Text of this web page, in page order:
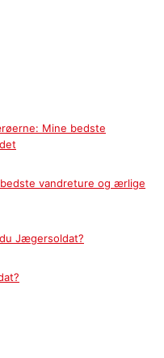
Mine bedste
vandreture og ærlige
Jægersoldat?